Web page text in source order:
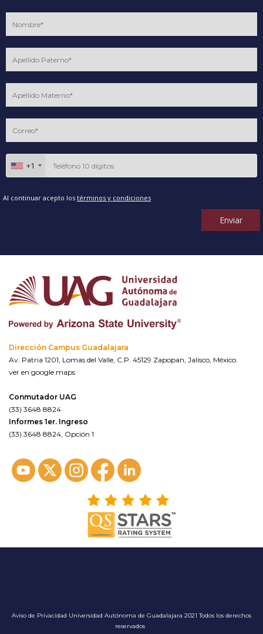
+1
Al continuar acepto los términos y condiciones
Enviar
Dirección Campus Guadalajara
Av. Patria 1201, Lomas del Valle, C.P. 45129 Zapopan, Jalisco, México.
ver en google maps
Conmutador UAG
(33) 3648 8824
Informes 1er. Ingreso
(33) 3648 8824, Opción 1
Aviso de Privacidad Universidad Autónoma de Guadalajara 2021 Todos los derechos
reservados